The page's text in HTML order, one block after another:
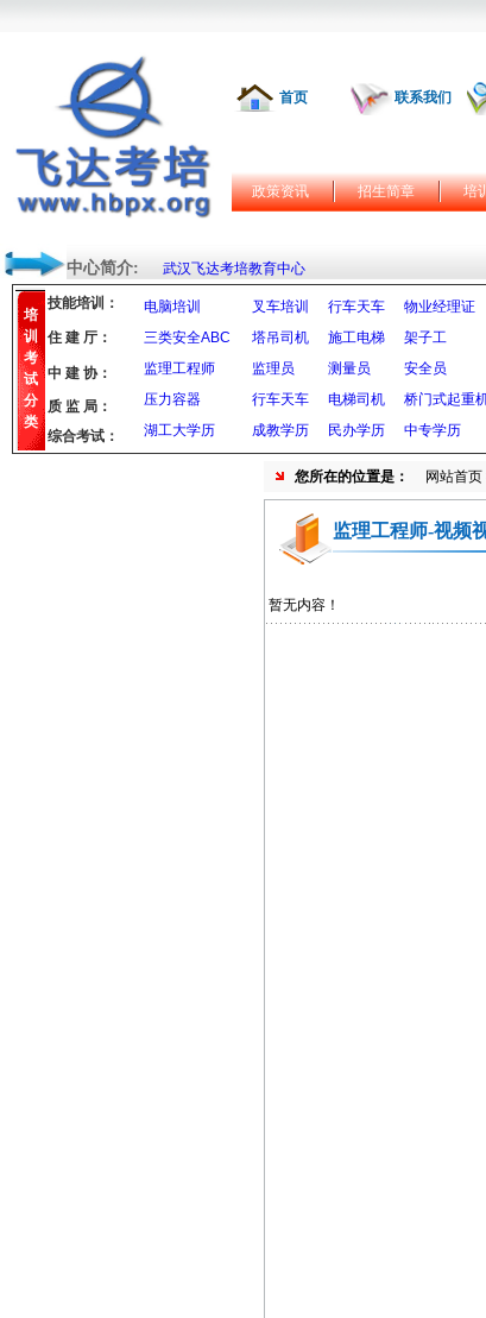
首页 联系我们
政策资讯 招生简章 培
中心简介: 武汉飞达考培教育中心
培
训
考
试
分
类
技能培训： 电脑培训 叉车培训 行车天车 物业经理证
三类安全ABC
塔吊司机 施工电梯 架子工
监理工程师
监理员 测量员 安全员
压力容器
行车天车 电梯司机 桥门式起重
湖工大学历
成教学历 民办学历 中专学历
住 建 厅：
中 建 协：
质 监 局：
综合考试：
您所在的位置是： 网站首页
监理工程师-视频
暂无内容！